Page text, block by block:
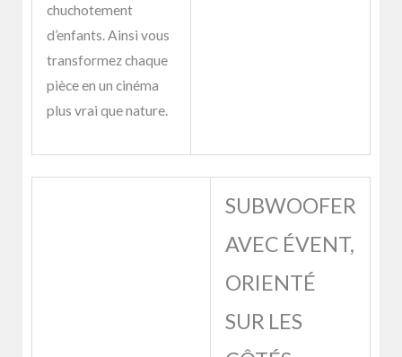
chuchotement
d’enfants. Ainsi vous
transformez chaque
pièce en un cinéma
plus vrai que nature.
SUBWOOFER
AVEC ÉVENT,
ORIENTÉ
SUR LES